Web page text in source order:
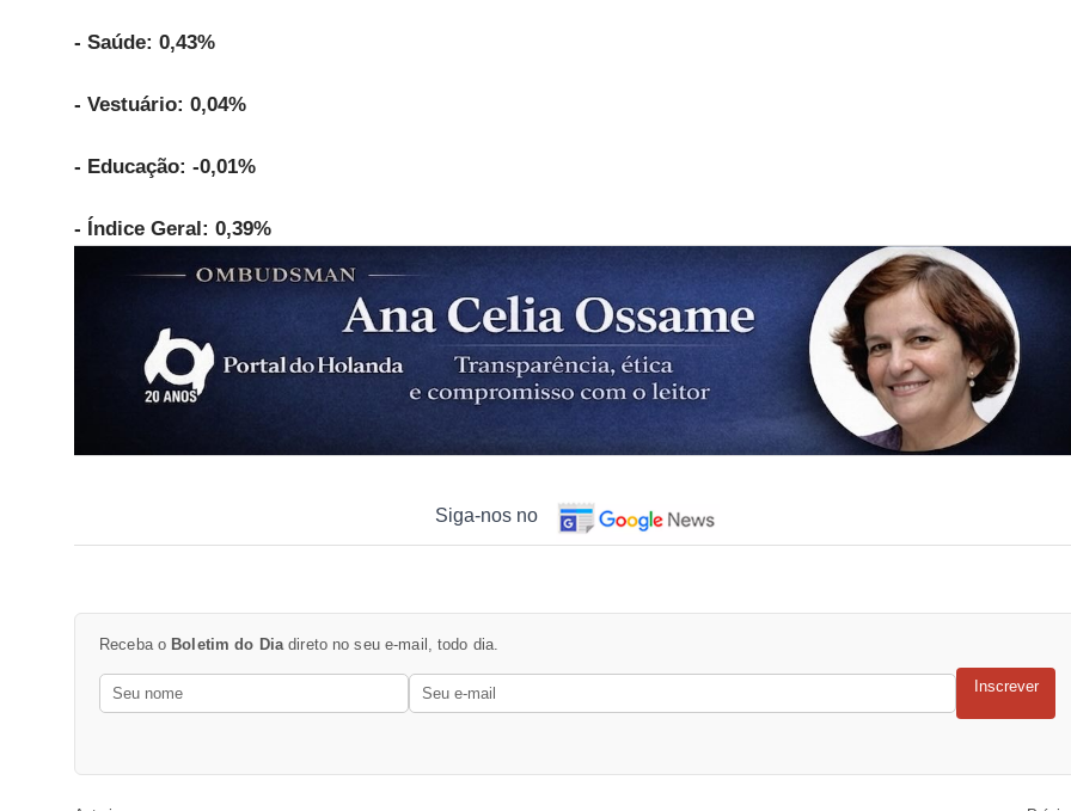
- Saúde: 0,43%
- Vestuário: 0,04%
- Educação: -0,01%
- Índice Geral: 0,39%
Siga-nos no
Receba o Boletim do Diadireto no seu e-mail, todo dia.
Inscrever